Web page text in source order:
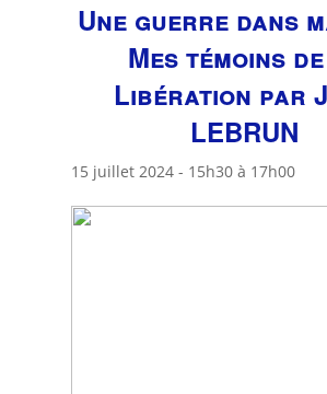
Une guerre dans
Mes témoins
Libération par
LEBRUN
15 juillet 2024 - 15h30à 17h00